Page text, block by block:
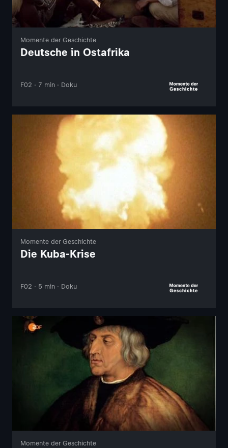
Momente der Geschichte
Deutsche in Ostafrika
F02 · 7 min · Doku
Momente der Geschichte
Die Kuba-Krise
F02 · 5 min · Doku
Momente der Geschichte